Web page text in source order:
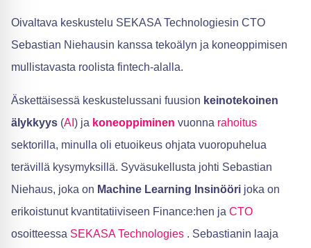
Oivaltava keskustelu SEKASA Technologiesin CTO
Sebastian Niehausin kanssa tekoälyn ja koneoppimisen
mullistavasta roolista fintech-alalla.
Äskettäisessä keskustelussani fuusion keinotekoinen
älykkyys (AI ) ja koneoppiminen vuonna rahoitus
sektorilla, minulla oli etuoikeus ohjata vuoropuhelua
terävillä kysymyksillä. Syväsukellusta johti Sebastian
Niehaus, joka on Machine Learning Insinööri joka on
erikoistunut kvantitatiiviseen Finance:hen ja CTO
osoitteessa SEKASA Technologies . Sebastianin laaja